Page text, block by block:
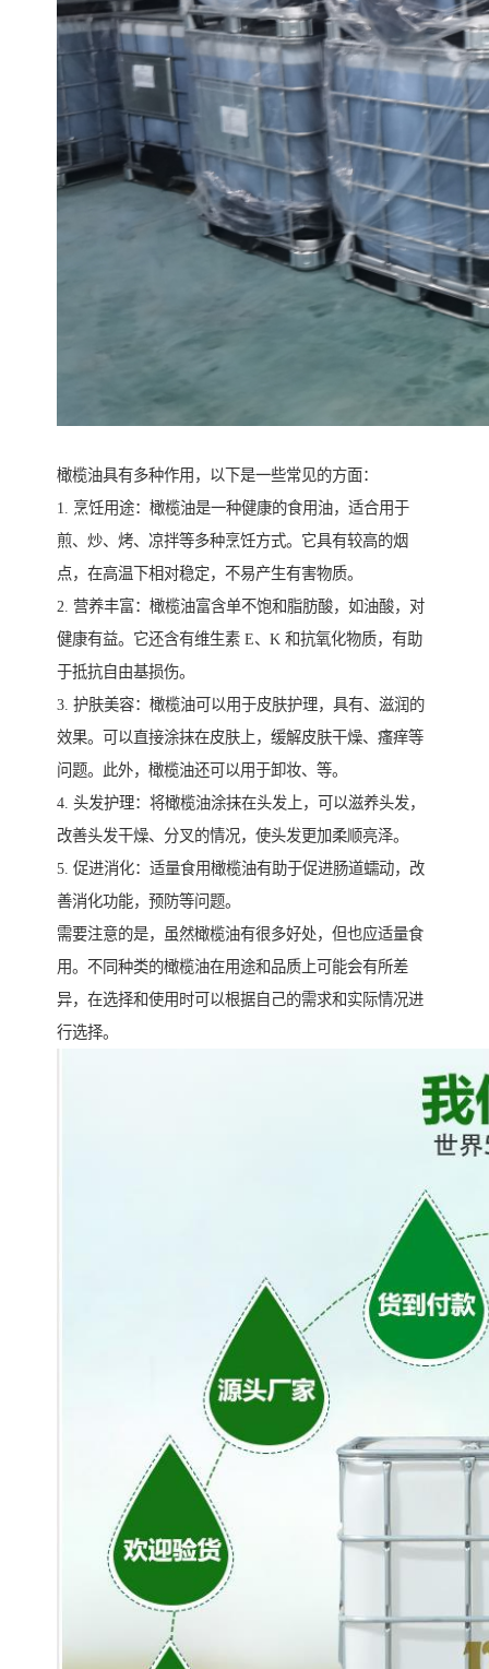
橄榄油具有多种作用，以下是一些常见的方面：
1. 烹饪用途：橄榄油是一种健康的食用油，适合用于
煎、炒、烤、凉拌等多种烹饪方式。它具有较高的烟
点，在高温下相对稳定，不易产生有害物质。
2. 营养丰富：橄榄油富含单不饱和脂肪酸，如油酸，对
健康有益。它还含有维生素 E、K 和抗氧化物质，有助
于抵抗自由基损伤。
3. 护肤美容：橄榄油可以用于皮肤护理，具有、滋润的
效果。可以直接涂抹在皮肤上，缓解皮肤干燥、瘙痒等
问题。此外，橄榄油还可以用于卸妆、等。
4. 头发护理：将橄榄油涂抹在头发上，可以滋养头发，
改善头发干燥、分叉的情况，使头发更加柔顺亮泽。
5. 促进消化：适量食用橄榄油有助于促进肠道蠕动，改
善消化功能，预防等问题。
需要注意的是，虽然橄榄油有很多好处，但也应适量食
用。不同种类的橄榄油在用途和品质上可能会有所差
异，在选择和使用时可以根据自己的需求和实际情况进
行选择。